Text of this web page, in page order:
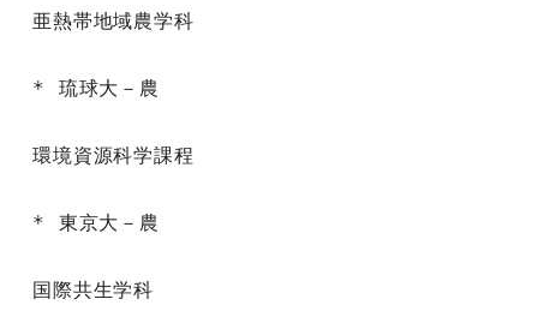
亜熱帯地域農学科
* 琉球大－農
環境資源科学課程
* 東京大－農
国際共生学科